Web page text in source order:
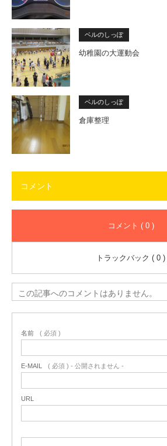
ベルのしっぽ
幼稚園の大運動会
ベルのしっぽ
倉庫整理
コメント
コメント ( 0 )
トラックバック ( 0 )
この記事へのコメントはありません。
名前 ( 必須 )
E-MAIL ( 必須 ) - 公開されません -
URL